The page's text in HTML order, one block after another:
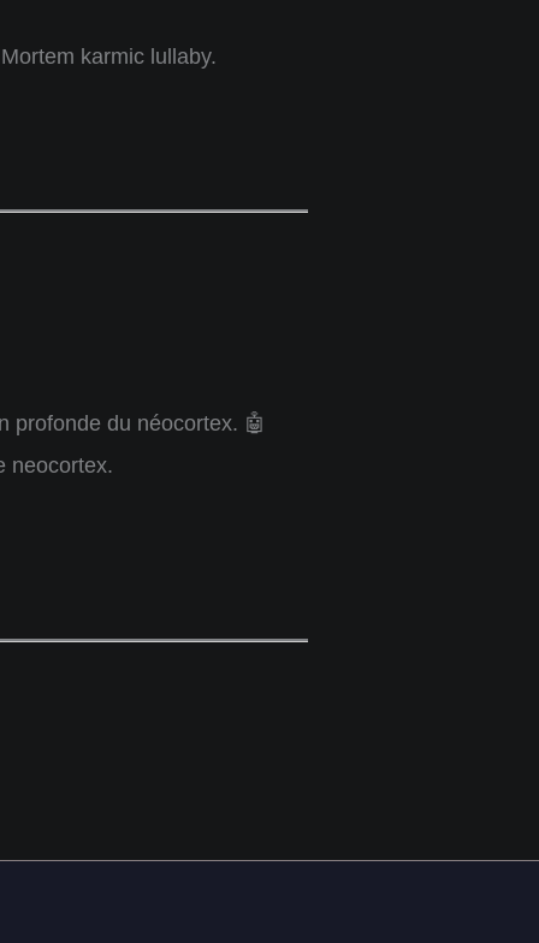
karmic lullaby.
profonde du néocortex. 🤖
neocortex.